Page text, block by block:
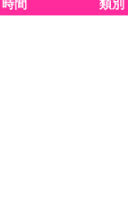
時間 類別